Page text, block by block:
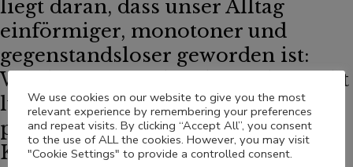
liegt daran, dass unser Alltag
einförmiger, monotoner und
gegenstandsloser geworden ist:
Wer keinen Hut hat, kann ihn nicht
lüpfen, wer keine Nelken mehr
pflückt, kann sie sich nicht ins
Knopfloch stecken. Alexander
We use cookies on our website to give you the most
relevant experience by remembering your preferences
and repeat visits. By clicking “Accept All”, you consent
to the use of ALL the cookies. However, you may visit
"Cookie Settings" to provide a controlled consent.